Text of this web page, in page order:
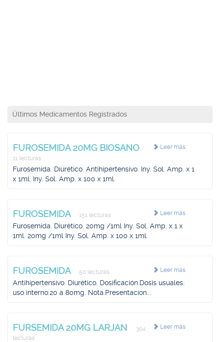
Últimos Medicamentos Registrados
Leer más
FUROSEMIDA 20MG BIOSANO
11 lecturas
Furosemida. Diurético. Antihipertensivo. Iny. Sol. Amp. x 1
x 1ml. Iny. Sol. Amp. x 100 x 1ml.
Leer más
FUROSEMIDA 151 lecturas
Furosemida. Diurético. 20mg /1ml Iny. Sol. Amp. x 1 x
1ml. 20mg /1ml Iny. Sol. Amp. x 100 x 1ml.
Leer más
FUROSEMIDA 50 lecturas
Antihipertensivo. Diurético. Dosificación.Dosis usuales:
uso interno:20 a 80mg. Nota.Presentacion...
Leer más
FURSEMIDA 20MG LARJAN
304
lecturas